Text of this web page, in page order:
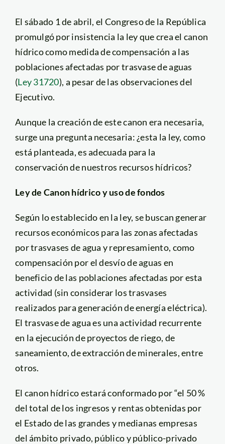
El sábado 1 de abril, el Congreso de la República
promulgó por insistencia la ley que crea el canon
hídrico como medida de compensación a las
poblaciones afectadas por trasvase de aguas
(Ley 31720), a pesar de las observaciones del
Ejecutivo.
Aunque la creación de este canon era necesaria,
surge una pregunta necesaria: ¿esta la ley, como
está planteada, es adecuada para la
conservación de nuestros recursos hídricos?
Ley de Canon hídrico y uso de fondos
Según lo establecido en la ley, se buscan generar
recursos económicos para las zonas afectadas
por trasvases de agua y represamiento, como
compensación por el desvío de aguas en
beneficio de las poblaciones afectadas por esta
actividad (sin considerar los trasvases
realizados para generación de energía eléctrica).
El trasvase de agua es una actividad recurrente
en la ejecución de proyectos de riego, de
saneamiento, de extracción de minerales, entre
otros.
El canon hídrico estará conformado por “el 50 %
del total de los ingresos y rentas obtenidas por
el Estado de las grandes y medianas empresas
del ámbito privado, público y público-privado